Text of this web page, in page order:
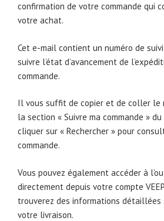
confirmation de votre commande qui
votre achat.
Cet e-mail contient un numéro de
suivre l’état d’avancement de
commande.
Il vous suffit de copier et de coller le
la section « Suivre ma commande » du
cliquer sur « Rechercher » pour
commande.
Vous pouvez également accéder à
directement depuis votre compte
trouverez des informations détaillées
votre livraison.